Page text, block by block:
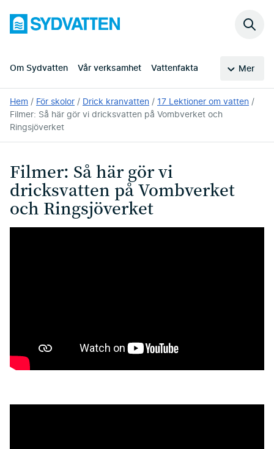
huvudinnehållet
Sydvatten
Om Sydvatten Vår verksamhet Vattenfakta Mer
Sök
Du
är
här:
Hem För skolor Drick kranvatten
17 Lektioner om vatten
Filmer: Så här gör vi dricksvatten på Vombverket och
Ringsjöverket
Filmer: Så här gör vi
dricksvatten på Vombverket
och Ringsjöverket